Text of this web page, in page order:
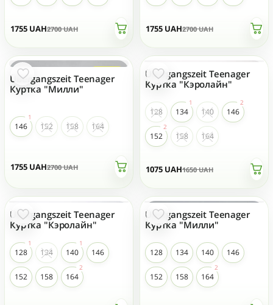
1755 UAH2700UAH 1755 UAH2700UAH
1755 UAH2700UAH
Übergangszeit Teenager
Куртка "Милли"
146 152 158 164
- 35 %
TOP-VERKÄUFE
1075 UAH1650UAH
Übergangszeit Teenager
Куртка "Кэролайн"
128 134 140 146
152 158 164
- 35 %
TOP-VERKÄUFE
Übergangszeit Teenager
Куртка "Кэролайн"
128 134 140 146
152 158 164
- 35 %
Übergangszeit Teenager
Куртка "Милли"
128 134 140 146
152 158 164